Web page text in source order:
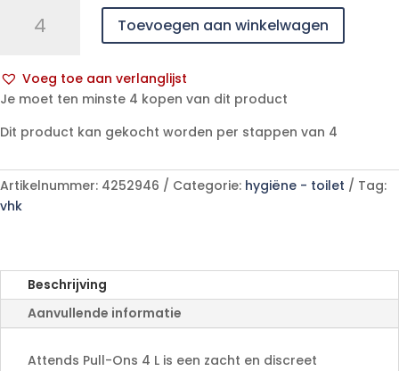
aantal
Toevoegen aan winkelwagen
Voeg toe aan verlanglijst
A
t
r
n
e
:
Je moet ten minste 4 kopen van dit product
Dit product kan gekocht worden per stappen van 4
Artikelnummer: 4252946 Categorie: hygiëne - toilet
Tag:
vhk
Beschrijving
Aanvullende informatie
Attends Pull-Ons 4 L is een zacht en discreet